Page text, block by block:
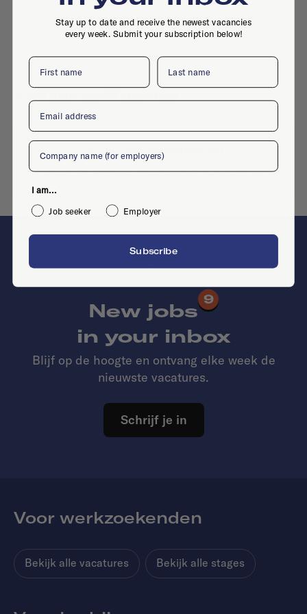
Similar companies
No similar companies yet
Want to add your company?Contact us
F
New jobs
9
in your inbox
Blijf op de hoogte en ontvang elke week de
nieuwste vacatures.
Schrijf je in
Voor werkzoekenden
Bekijk alle vacatures Bekijk alle stages
Stay up to date and receive the newest vacancies
every week. Submit your subscription below!
First name Last name
Email
Company
I am...
Job seeker
Employer
Subscribe